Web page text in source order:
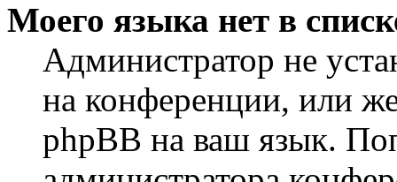
Моего языка нет в
Администратор не
на конференции, или
phpBB на ваш язык.